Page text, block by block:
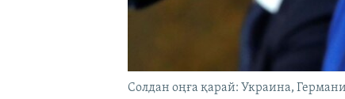
Солдан оңға қарай: Украина,